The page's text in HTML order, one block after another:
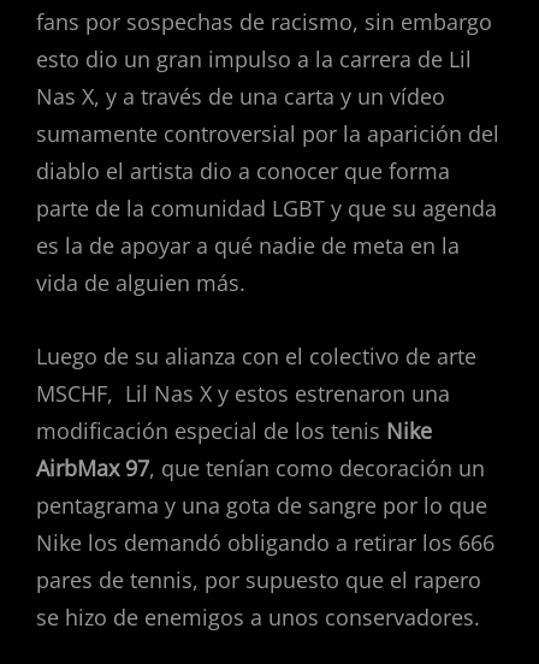
fans por sospechas de racismo, sin embargo
esto dio un gran impulso a la carrera de Lil
Nas X, y a través de una carta y un vídeo
sumamente controversial por la aparición del
diablo el artista dio a conocer que forma
parte de la comunidad LGBT y que su agenda
es la de apoyar a qué nadie de meta en la
vida de alguien más.
Luego de su alianza con el colectivo de arte
MSCHF, Lil Nas X y estos estrenaron una
modificación especial de los tenis Nike
AirbMax 97, que tenían como decoración un
pentagrama y una gota de sangre por lo que
Nike los demandó obligando a retirar los 666
pares de tennis, por supuesto que el rapero
se hizo de enemigos a unos conservadores.